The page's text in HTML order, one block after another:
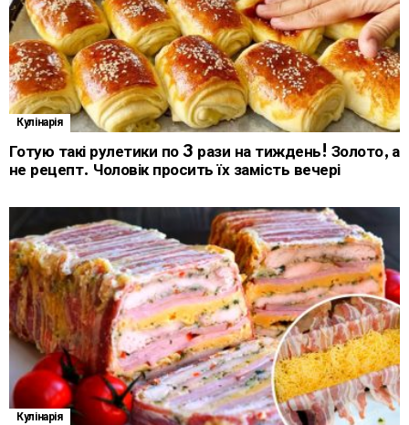
Кулінарія
Готую такі рулетики по 3 рази на тиждень! Золото, а
не рецепт. Чоловік просить їх замість вечері
Кулінарія